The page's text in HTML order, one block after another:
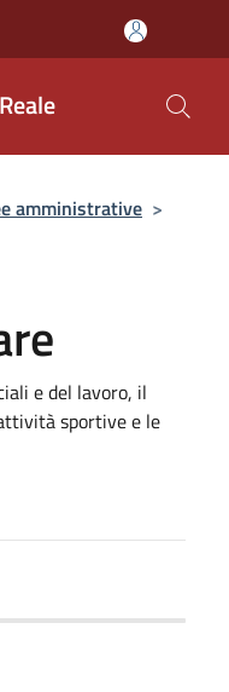
amministrative >
e del lavoro, il
sportive e le